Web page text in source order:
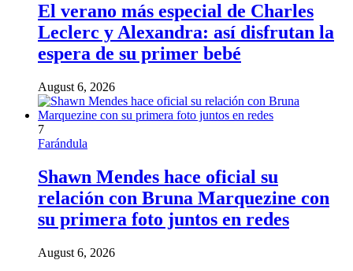
El verano más especial de Charles
Leclerc y Alexandra: así disfrutan la
espera de su primer bebé
August 6, 2026
7
Farándula
Shawn Mendes hace oficial su
relación con Bruna Marquezine con
su primera foto juntos en redes
August 6, 2026